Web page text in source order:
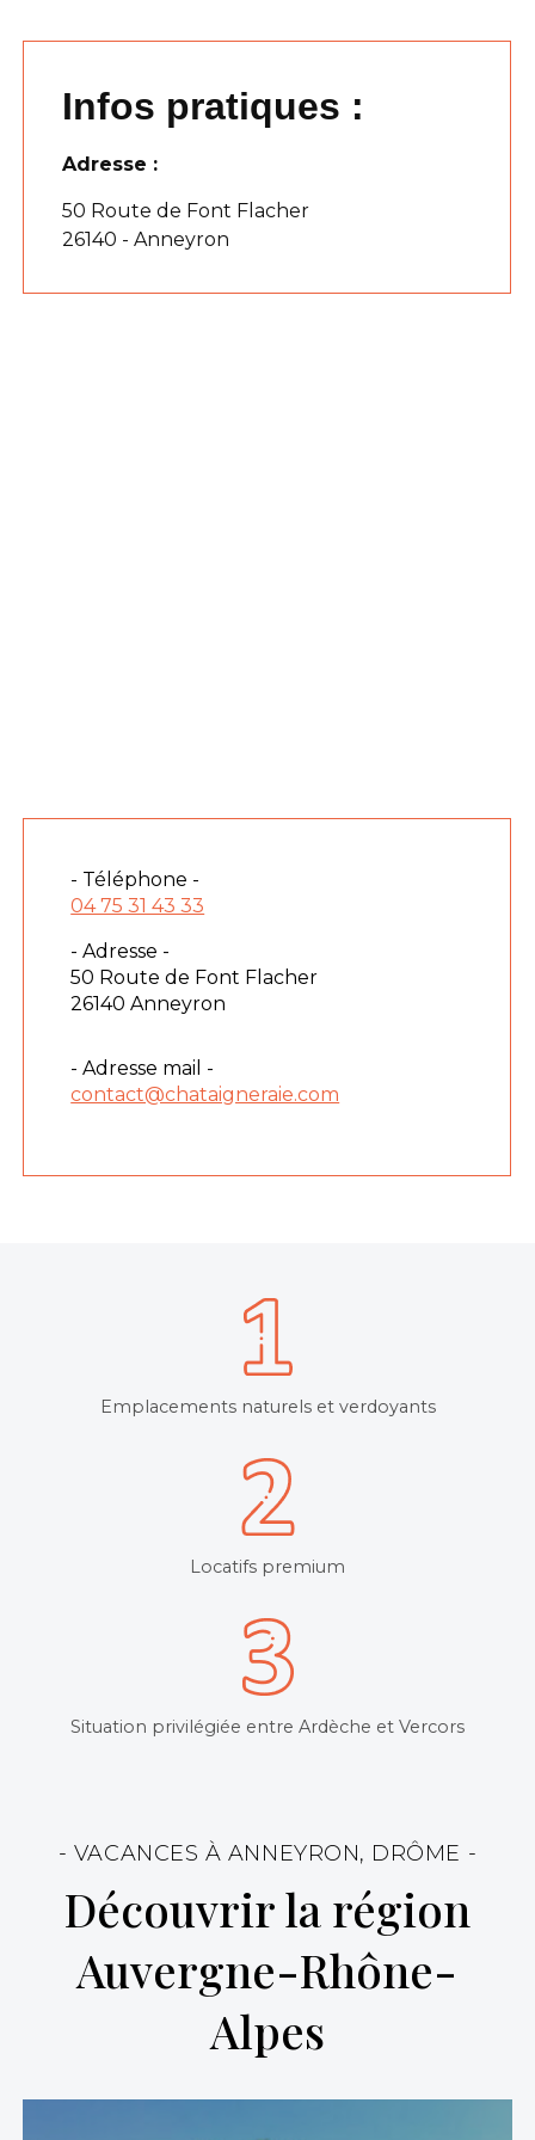
Emplacements naturels et verdoyants
Locatifs premium
Situation privilégiée entre Ardèche et Vercors
Infos pratiques :
Adresse :
50 Route de Font Flacher
26140 - Anneyron
- Téléphone -
04 75 31 43 33
- Adresse -
50 Route de Font Flacher
26140 Anneyron
- Adresse mail -
contact@chataigneraie.com
- VACANCES À ANNEYRON, DRÔME -
Découvrir la région
Auvergne-Rhône-
Alpes